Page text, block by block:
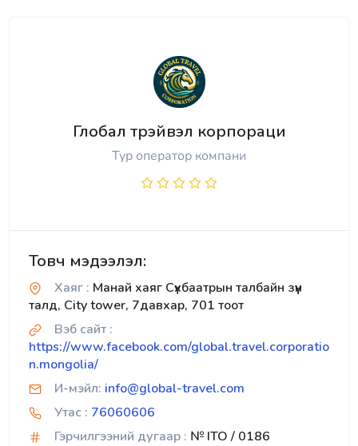
Глобал трэйвэл корпораци
Тур оператор компани
Товч мэдээлэл:
Хаяг : Манай хаяг Сүхбаатрын талбайн зүүн
талд, City tower, 7давхар, 701 тоот
Вэб сайт :
https://www.facebook.com/global.travel.corporatio
n.mongolia/
И-мэйл: info@global-travel.com
Утас : 76060606
Гэрчилгээний дугаар : № ITO / 0186